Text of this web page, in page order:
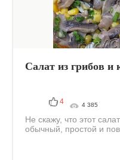
Салат из грибов и
4 4 385
Не скажу, что этот
обычный, простой и